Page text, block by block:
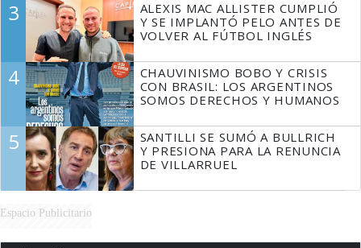
3
ALEXIS MAC ALLISTER CUMPLIÓ
Y SE IMPLANTÓ PELO ANTES DE
VOLVER AL FÚTBOL INGLÉS
4
CHAUVINISMO BOBO Y CRISIS
CON BRASIL: LOS ARGENTINOS
SOMOS DERECHOS Y HUMANOS
5
SANTILLI SE SUMÓ A BULLRICH
Y PRESIONA PARA LA RENUNCIA
DE VILLARRUEL
Espacio Publicitario